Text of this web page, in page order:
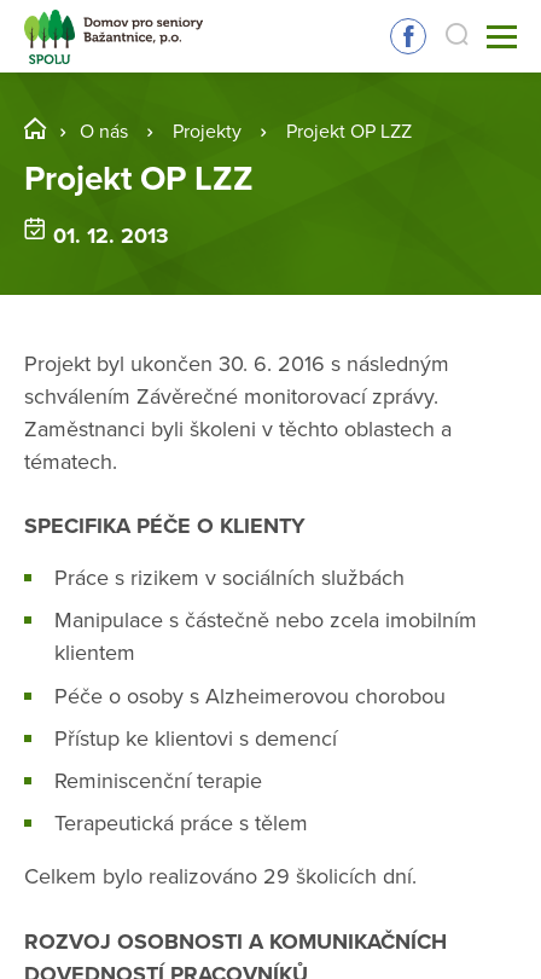
O nás Projekty Projekt OP LZZ
Projekt OP LZZ
01. 12. 2013
Projekt byl ukončen 30. 6. 2016 s následným
schválením Závěrečné monitorovací zprávy.
Zaměstnanci byli školeni v těchto oblastech a
tématech.
SPECIFIKA PÉČE O KLIENTY
Práce s rizikem v sociálních službách
Manipulace s částečně nebo zcela imobilním
klientem
Péče o osoby s Alzheimerovou chorobou
Přístup ke klientovi s demencí
Reminiscenční terapie
Terapeutická práce s tělem
Celkem bylo realizováno 29 školicích dní.
ROZVOJ OSOBNOSTI A KOMUNIKAČNÍCH